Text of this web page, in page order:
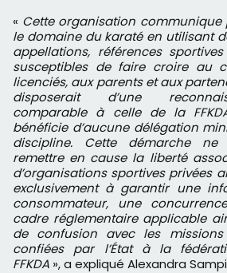
« Cette organisation
le domaine du karaté en utilisant
appellations, références
susceptibles de faire croire au
licenciés, aux parents et aux
disposerait d’une
comparable à celle de la
bénéficie d’aucune délégation
discipline. Cette démarche
remettre en cause la liberté
d’organisations sportives privées
exclusivement à garantir une
consommateur, une
cadre réglementaire applicable
de confusion avec les
confiées par l’État à la
FFKDA », a expliqué Alexandra